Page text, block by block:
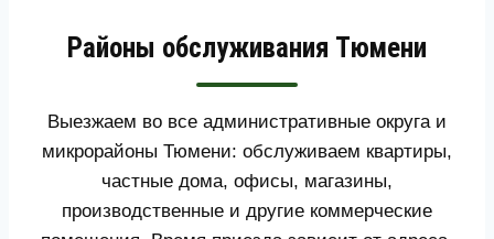
Районы обслуживания Тюмени
Выезжаем во все административные округа и
микрорайоны Тюмени: обслуживаем квартиры,
частные дома, офисы, магазины,
производственные и другие коммерческие